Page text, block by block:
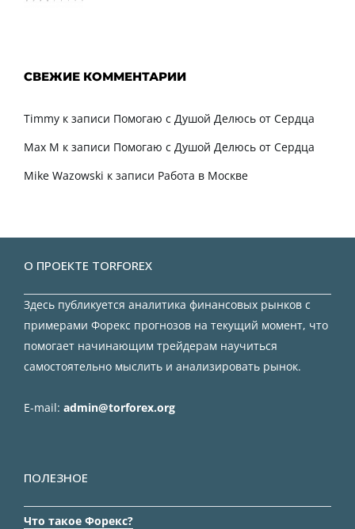
СВЕЖИЕ КОММЕНТАРИИ
Timmy к записи Помогаю с Душой Делюсь от Сердца
Max M к записи Помогаю с Душой Делюсь от Сердца
Mike Wazowski к записи Работа в Москве
О ПРОЕКТЕ TORFOREX
Здесь публикуется аналитика финансовых рынков с
примерами Форекс прогнозов на текущий момент, что
помогает начинающим трейдерам научиться
самостоятельно мыслить и анализировать рынок.
E-mail: admin@torforex.org
ПОЛЕЗНОЕ
Что такое Форекс?